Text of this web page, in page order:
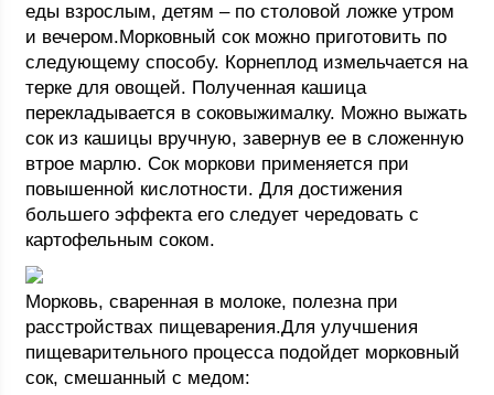
еды взрослым, детям – по столовой ложке утром
и вечером.Морковный сок можно приготовить по
следующему способу. Корнеплод измельчается на
терке для овощей. Полученная кашица
перекладывается в соковыжималку. Можно выжать
сок из кашицы вручную, завернув ее в сложенную
втрое марлю. Сок моркови применяется при
повышенной кислотности. Для достижения
большего эффекта его следует чередовать с
картофельным соком.
Морковь, сваренная в молоке, полезна при
расстройствах пищеварения.Для улучшения
пищеварительного процесса подойдет морковный
сок, смешанный с медом: